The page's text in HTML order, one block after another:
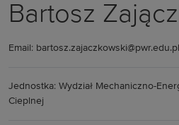
Bartosz
Email: bartosz.zajaczkowski@pwr.edu.pl
Jednostka: Wydział Mechaniczno-
Cieplnej